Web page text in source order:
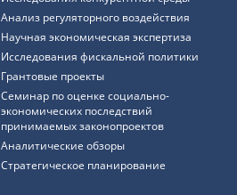
Анализ регуляторного воздействия
Научная экономическая экспертиза
Исследования фискальной политики
Грантовые проекты
Семинар по оценке социально-
экономических последствий
принимаемых законопроектов
Аналитические обзоры
Стратегическое планирование